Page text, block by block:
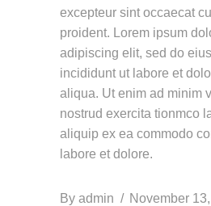
excepteur sint occaecat
proident. Lorem ipsum
adipiscing elit, sed do
incididunt ut labore et
aliqua. Ut enim ad minim
nostrud exercita tionmco
aliquip ex ea commodo
labore et dolore.
By admin
November